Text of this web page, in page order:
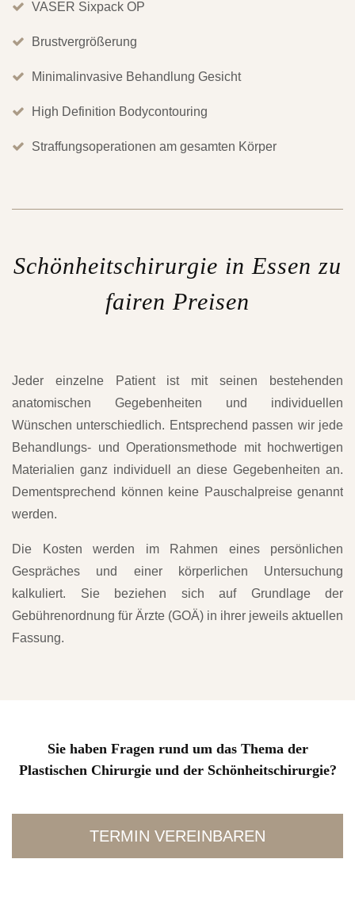
VASER Sixpack OP
Brustvergrößerung
Minimalinvasive Behandlung Gesicht
High Definition Bodycontouring
Straffungsoperationen am gesamten Körper
Schönheitschirurgie in Essen zu
fairen Preisen
Jeder einzelne Patient ist mit seinen bestehenden
anatomischen Gegebenheiten und individuellen
Wünschen unterschiedlich. Entsprechend passen wir jede
Behandlungs- und Operationsmethode mit hochwertigen
Materialien ganz individuell an diese Gegebenheiten an.
Dementsprechend können keine Pauschalpreise genannt
werden.
Die Kosten werden im Rahmen eines persönlichen
Gespräches und einer körperlichen Untersuchung
kalkuliert. Sie beziehen sich auf Grundlage der
Gebührenordnung für Ärzte (GOÄ) in ihrer jeweils aktuellen
Fassung.
Sie haben Fragen rund um das Thema der
Plastischen Chirurgie und der Schönheitschirurgie?
TERMIN VEREINBAREN